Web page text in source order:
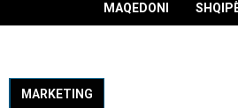
MAQEDONI
MARKETING